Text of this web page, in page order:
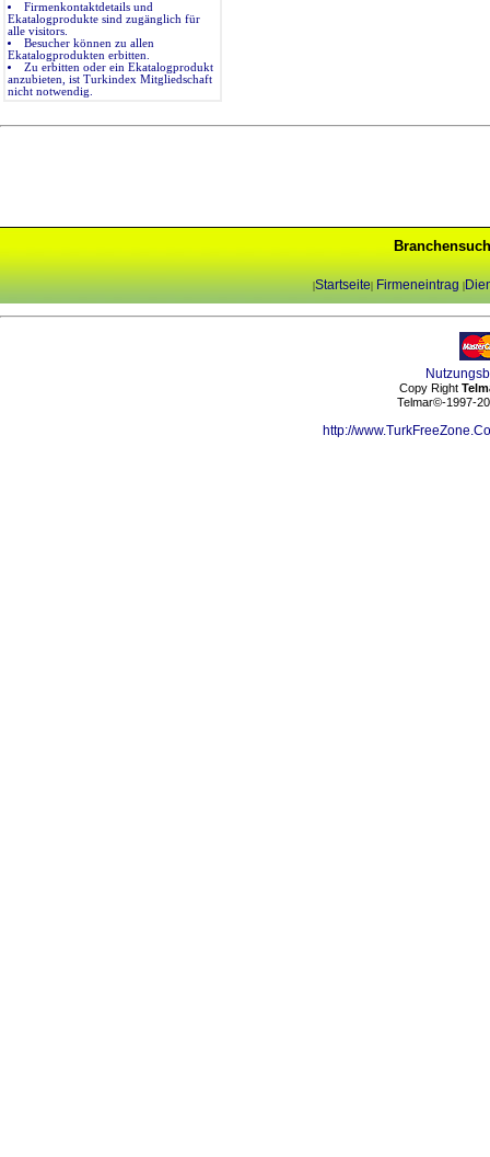
Firmenkontaktdetails und
Ekatalogprodukte sind zugänglich für
alle visitors.
Besucher können zu allen
Ekatalogprodukten erbitten.
Zu erbitten oder ein Ekatalogprodukt
anzubieten, ist Turkindex Mitgliedschaft
nicht notwendig.
|Startseite| Firmeneintrag |
Copy Right
Telmar©-1997-
http://